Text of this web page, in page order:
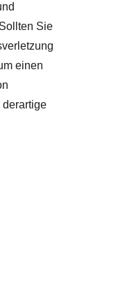
Sie
einen
derartige